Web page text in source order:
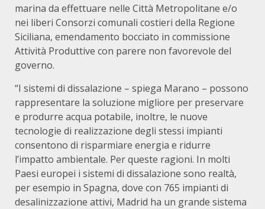
marina da effettuare nelle Città Metropolitane e/o
nei liberi Consorzi comunali costieri della Regione
Siciliana, emendamento bocciato in commissione
Attività Produttive con parere non favorevole del
governo.
“I sistemi di dissalazione – spiega Marano – possono
rappresentare la soluzione migliore per preservare
e produrre acqua potabile, inoltre, le nuove
tecnologie di realizzazione degli stessi impianti
consentono di risparmiare energia e ridurre
l’impatto ambientale. Per queste ragioni. In molti
Paesi europei i sistemi di dissalazione sono realtà,
per esempio in Spagna, dove con 765 impianti di
desalinizzazione attivi, Madrid ha un grande sistema